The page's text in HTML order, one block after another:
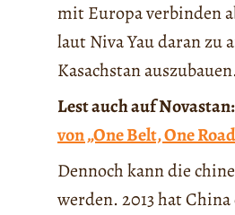
mit Europa verbinden
laut Niva Yau daran
Kasachstan
Lest auch auf Novastan:
von „One Belt, One
Dennoch kann die
werden. 2013 hat